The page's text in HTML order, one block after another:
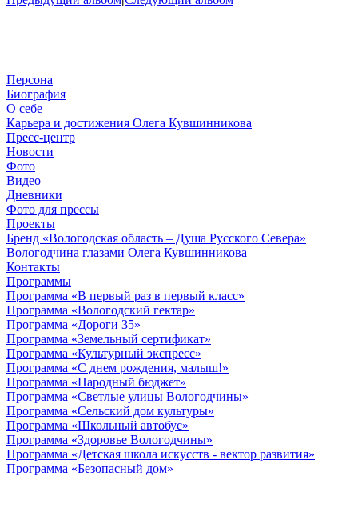
Персона
Биография
О себе
Карьера и достижения Олега Кувшинникова
Пресс-центр
Новости
Фото
Видео
Дневники
Фото для прессы
Проекты
Бренд «Вологодская область – Душа Русского Севера»
Вологодчина глазами Олега Кувшинникова
Контакты
Программы
Программа «В первый раз в первый класс»
Программа «Вологодский гектар»
Программа «Дороги 35»
Программа «Земельный сертификат»
Программа «Культурный экспресс»
Программа «С днем рождения, малыш!»
Программа «Народный бюджет»
Программа «Светлые улицы Вологодчины»
Программа «Сельский дом культуры»
Программа «Школьный автобус»
Программа «Здоровье Вологодчины»
Программа «Детская школа искусств - вектор развития»
Программа «Безопасный дом»